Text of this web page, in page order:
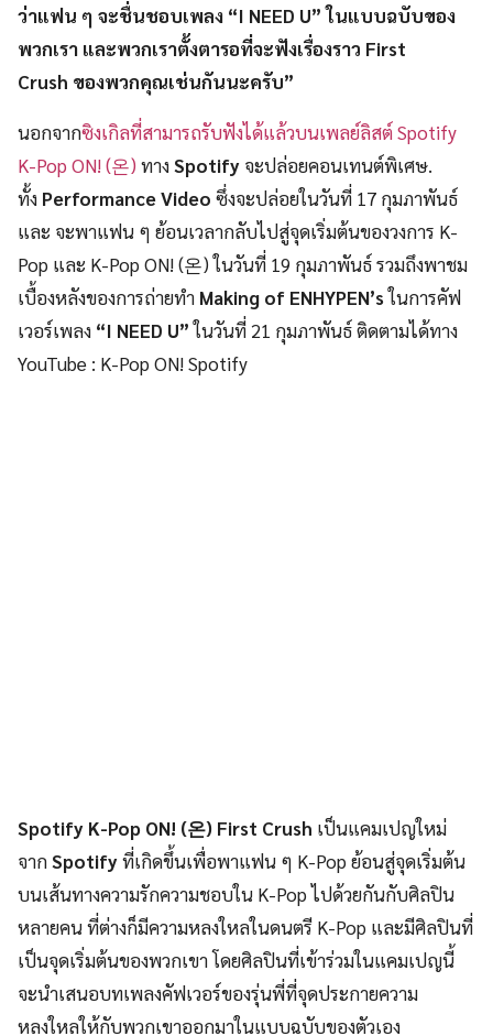
ว่าแฟน ๆ จะชื่นชอบเพลง “I NEED U” ในแบบฉบับของ
พวกเรา และพวกเราตั้งตารอที่จะฟังเรื่องราว First
Crush ของพวกคุณเช่นกันนะครับ”
นอกจากซิงเกิลที่สามารถรับฟังได้แล้วบนเพลย์ลิสต์ Spotify
K-Pop ON! (온) ทางSpotify จะปล่อยคอนเทนต์พิเศษ.
ทั้ง Performance Video ซึ่งจะปล่อยในวันที่ 17 กุมภาพันธ์
และ จะพาแฟน ๆ ย้อนเวลากลับไปสู่จุดเริ่มต้นของวงการ K-
Pop และ K-Pop ON! (온) ในวันที่ 19 กุมภาพันธ์ รวมถึงพาชม
เบื้องหลังของการถ่ายทำ Making of ENHYPEN’sในการคัฟ
เวอร์เพลง “I NEED U”ในวันที่ 21 กุมภาพันธ์ ติดตามได้ทาง
YouTube : K-Pop ON! Spotify
Spotify K-Pop ON! (온) First Crush เป็นแคมเปญใหม่
จากSpotifyที่เกิดขึ้นเพื่อพาแฟน ๆ K-Pop ย้อนสู่จุดเริ่มต้น
บนเส้นทางความรักความชอบใน K-Pop ไปด้วยกันกับศิลปิน
หลายคน ที่ต่างก็มีความหลงใหลในดนตรี K-Pop และมีศิลปินที่
เป็นจุดเริ่มต้นของพวกเขา​ โดยศิลปินที่เข้าร่วมในแคมเปญนี้
จะนำเสนอบทเพลงคัฟเวอร์ของรุ่นพี่ที่จุดประกายความ
หลงใหลให้กับพวกเขาออกมาในแบบฉบับของตัวเอง